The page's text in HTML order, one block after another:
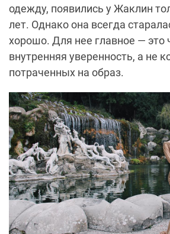
одежду, появились у Жаклин
лет. Однако она всегда
хорошо. Для нее главное — это
внутренняя уверенность, а не
потраченных на образ.